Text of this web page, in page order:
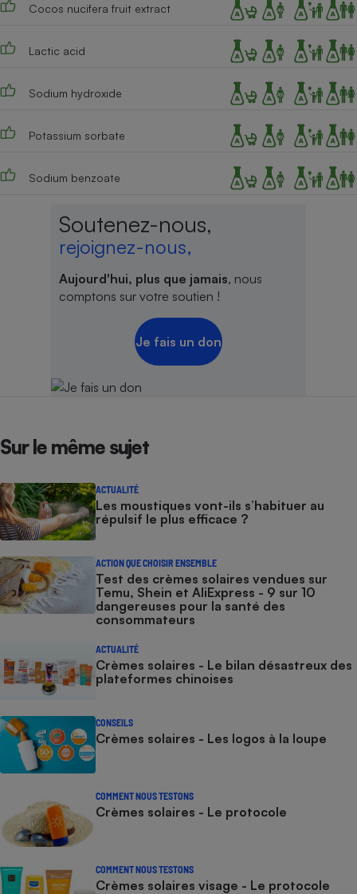
Cocos nucifera fruit extract
Lactic acid
Sodium hydroxide
Potassium sorbate
Sodium benzoate
Soutenez-nous,
rejoignez-nous,
Aujourd'hui, plus que jamais, nous
comptons sur votre soutien !
Je fais un don
Sur le même sujet
ACTUALITÉ
Les moustiques vont-ils s’habituer au
répulsif le plus efficace ?
ACTION QUE CHOISIR ENSEMBLE
Test des crèmes solaires vendues sur
Temu, Shein et AliExpress - 9 sur 10
dangereuses pour la santé des
consommateurs
ACTUALITÉ
Crèmes solaires - Le bilan désastreux des
plateformes chinoises
CONSEILS
Crèmes solaires - Les logos à la loupe
COMMENT NOUS TESTONS
Crèmes solaires - Le protocole
COMMENT NOUS TESTONS
Crèmes solaires visage - Le protocole